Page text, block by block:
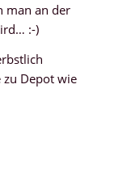
man an der
:-)
zu Depot wie